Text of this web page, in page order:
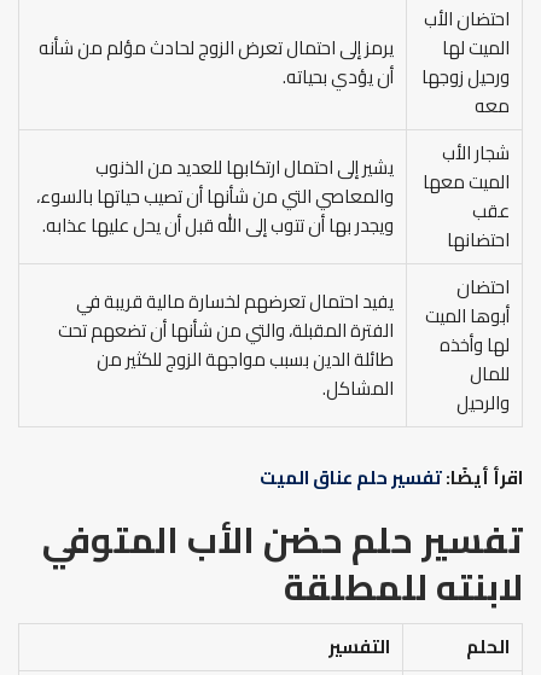
احتضان الأب
الميت لها
ورحيل زوجها
معه
يرمز إلى احتمال تعرض الزوج لحادث مؤلم من شأنه
أن يؤدي بحياته.
شجار الأب
الميت معها
عقب
احتضانها
يشير إلى احتمال ارتكابها للعديد من الذنوب
والمعاصي التي من شأنها أن تصيب حياتها بالسوء،
ويجدر بها أن تتوب إلى الله قبل أن يحل عليها عذابه.
احتضان
أبوها الميت
لها وأخذه
للمال
والرحيل
يفيد احتمال تعرضهم لخسارة مالية قريبة في
الفترة المقبلة، والتي من شأنها أن تضعهم تحت
طائلة الدين بسبب مواجهة الزوج للكثير من
المشاكل.
اقرأ أيضًا:تفسير حلم عناق الميت
تفسير حلم حضن الأب المتوفي
لابنتهللمطلقة
الحلم
التفسير